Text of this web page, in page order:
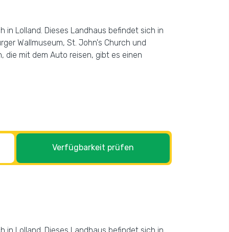
in Lolland. Dieses Landhaus befindet sich in
Wallmuseum, St. John's Church und
die mit dem Auto reisen, gibt es einen
Verfügbarkeit prüfen